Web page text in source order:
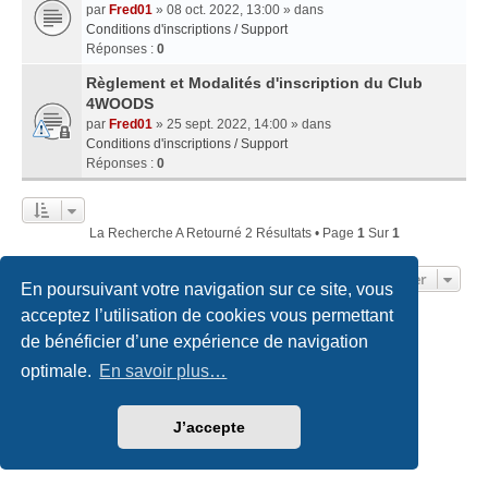
En poursuivant votre navigation sur ce site, vous
acceptez l’utilisation de cookies vous permettant
de bénéficier d’une expérience de navigation
optimale. En savoir plus…
J’accepte
par Fred01 » 08 oct. 2022, 13:00 » dans
Conditions d'inscriptions / Support
Réponses : 0
Règlement et Modalités d'inscription du Club
4WOODS
par Fred01 » 25 sept. 2022, 14:00 » dans
Conditions d'inscriptions / Support
Réponses : 0
La Recherche A Retourné 2 Résultats • Page 1 Sur 1
Aller
Accueil du forum Nous contacter
Traduction française officielle©Qiaeru
created by INVENTEA & v12mike
Conditions